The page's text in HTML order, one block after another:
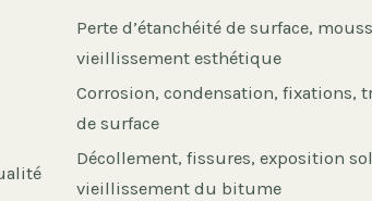
Perte d’étanchéité de surface,
vieillissement esthétique
Corrosion, condensation, fixations,
de surface
Décollement, fissures, exposition
vieillissement du bitume